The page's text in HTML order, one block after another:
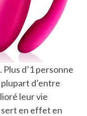
d’1 personne
plupart d’entre
leur vie
sert en effet en